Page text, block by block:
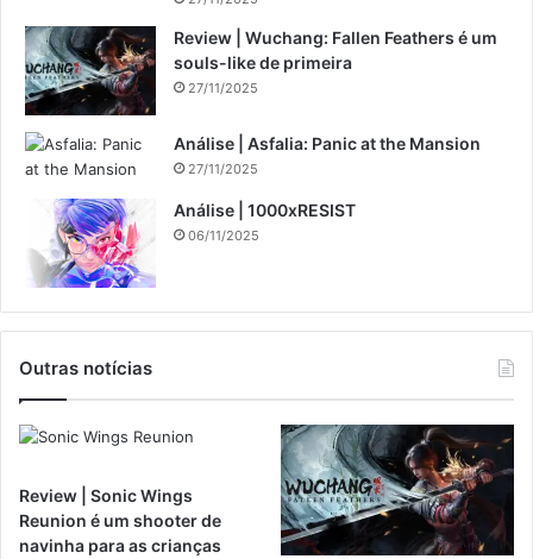
Review | Wuchang: Fallen Feathers é um
souls-like de primeira
27/11/2025
Análise | Asfalia: Panic at the Mansion
27/11/2025
Análise | 1000xRESIST
06/11/2025
Outras notícias
Review | Sonic Wings
Reunion é um shooter de
navinha para as crianças